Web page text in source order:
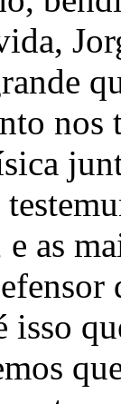
nos
as
isso